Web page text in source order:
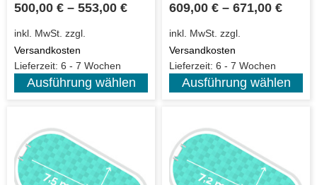
500,00 € – 553,00 €
inkl. MwSt. zzgl.
Versandkosten
Lieferzeit: 6 - 7 Wochen
Ausführung wählen
609,00 € – 671,00 €
inkl. MwSt. zzgl.
Versandkosten
Lieferzeit: 6 - 7 Wochen
Ausführung wählen